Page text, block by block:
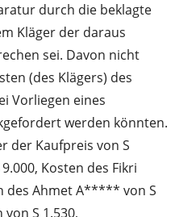
durch die beklagte
Kläger der daraus
sei. Davon nicht
(des Klägers) des
Vorliegen eines
werden könnten.
der Kaufpreis von S
Kosten des Fikri
des Ahmet A***** von S
S 1.530,